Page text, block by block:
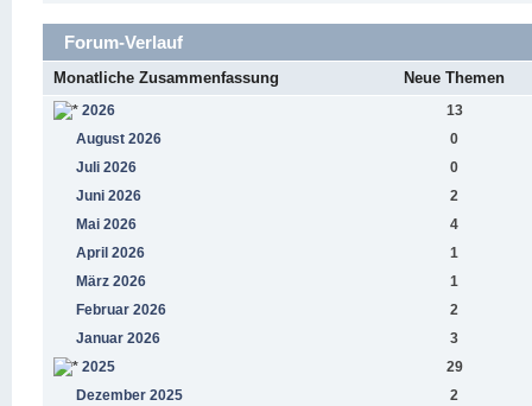
Forum-Verlauf
Monatliche Zusammenfassung Neue Themen
2026
13
August 2026
0
Juli 2026
0
Juni 2026
2
Mai 2026
4
April 2026
1
März 2026
1
Februar 2026
2
Januar 2026
3
2025
29
Dezember 2025
2